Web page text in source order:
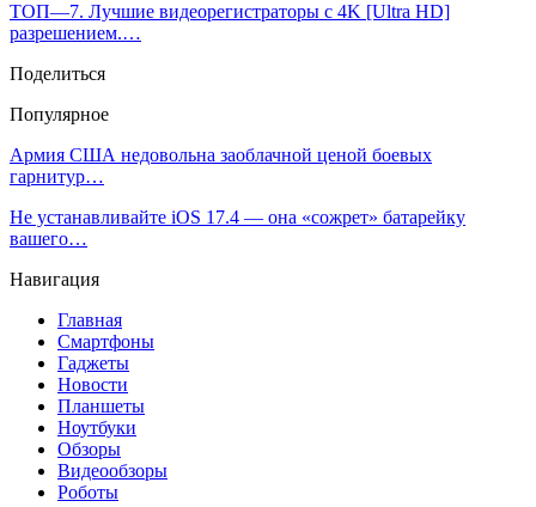
ТОП—7. Лучшие видеорегистраторы с 4K [Ultra HD]
разрешением.…
Поделиться
Популярное
Армия США недовольна заоблачной ценой боевых
гарнитур…
Не устанавливайте iOS 17.4 — она «сожрет» батарейку
вашего…
Навигация
Главная
Смартфоны
Гаджеты
Новости
Планшеты
Ноутбуки
Обзоры
Видеообзоры
Роботы